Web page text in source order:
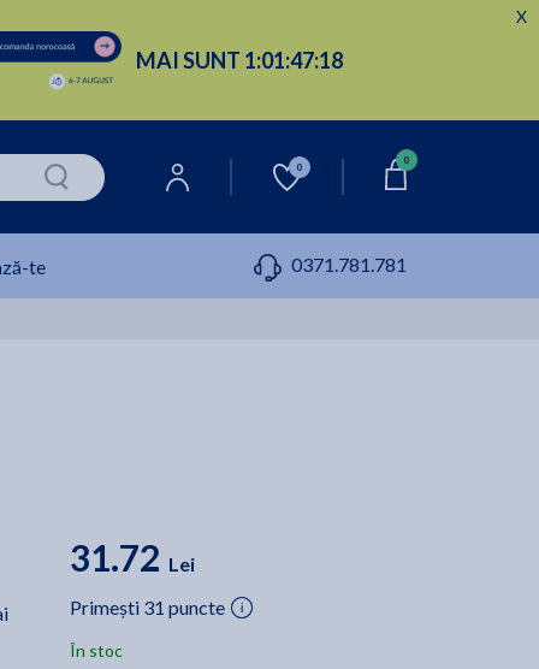
MAI SUNT 1:01:47:17
X
0
0
te 0371.781.781
31.72 Lei
Primești 31 puncte
În stoc